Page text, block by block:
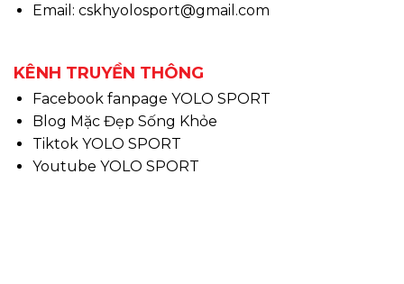
Email: cskhyolosport@gmail.com
KÊNH TRUYỀN THÔNG
Facebook fanpage YOLO SPORT
Blog Mặc Đẹp Sống Khỏe
Tiktok YOLO SPORT
Youtube YOLO SPORT